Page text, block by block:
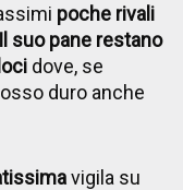
poche rivali
Il suo pane restano
dove, se
duro anche
vigila su